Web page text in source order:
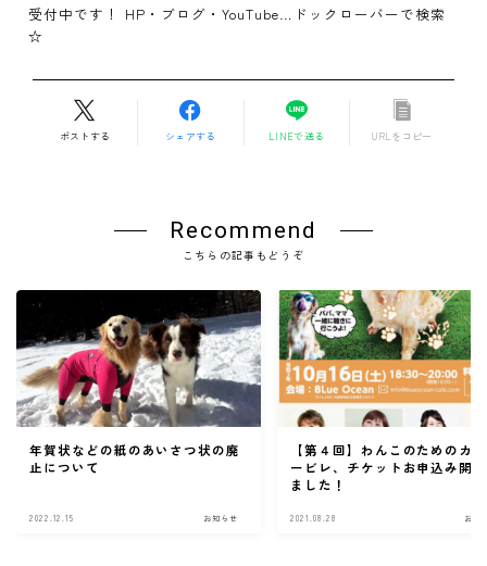
受付中です！ HP・ブログ・YouTube…ドックローバーで検索
☆
ポストする シェアする LINEで送る URLをコピー
Recommend
こちらの記事もどうぞ
年賀状などの紙のあいさつ状の廃
止について
2022.12.15 お知らせ
【第４回】わんこのためのカ
ービレ、チケットお申込み開
ました！
2021.08.28 お知